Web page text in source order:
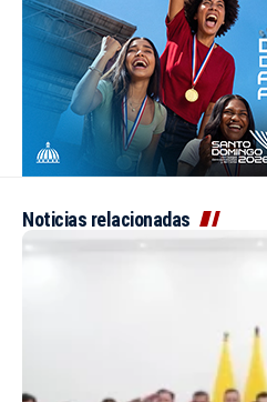
Noticias relacionadas